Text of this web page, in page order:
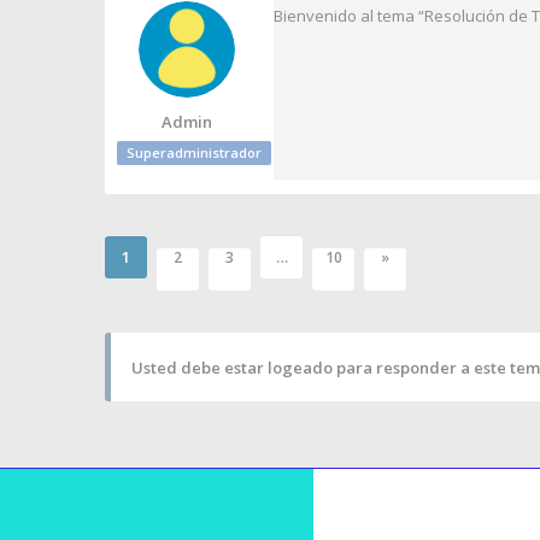
Admin
Superadministrador
Bienvenido al tema “Resolución de
1 2 3 … 10 »
Usted debe estar logeado para responder a este